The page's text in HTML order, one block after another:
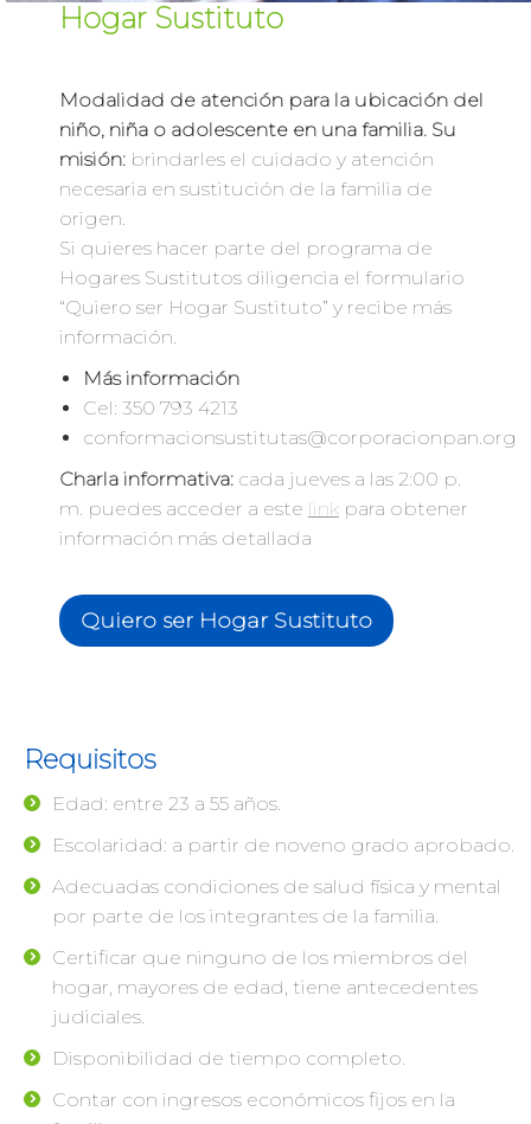
Hogar Sustituto
Modalidad de atención para la ubicación del
niño, niña o adolescente en una familia. Su
misión:brindarles el cuidado y atención
necesaria en sustitución de la familia de
origen.
Si quieres hacer parte del programa de
Hogares Sustitutos diligencia el formulario
“Quiero ser Hogar Sustituto” y recibe más
información.
Más información
Cel: 350 793 4213
conformacionsustitutas@corporacionpan.org
Charla informativa: cada jueves a las 2:00 p.
m. puedes acceder a este linkpara obtener
información más detallada
Quiero ser Hogar Sustituto
Requisitos
Edad: entre 23 a 55 años.
Escolaridad: a partir de noveno grado aprobado.
Adecuadas condiciones de salud física y mental
por parte de los integrantes de la familia.
Certificar que ninguno de los miembros del
hogar, mayores de edad, tiene antecedentes
judiciales.
Disponibilidad de tiempo completo.
Contar con ingresos económicos fijos en la